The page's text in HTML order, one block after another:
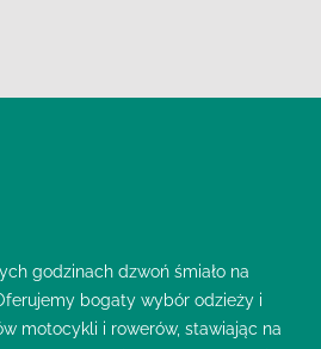
godzinach dzwoń śmiało na
bogaty wybór odzieży i
motocykli i rowerów, stawiając na